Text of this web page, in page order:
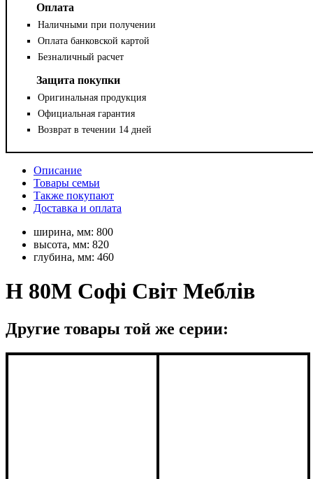
Оплата
Наличными при получении
Оплата банковской картой
Безналичный расчет
Защита покупки
Оригинальная продукция
Официальная гарантия
Возврат в течении 14 дней
Описание
Товары семьи
Также покупают
Доставка и оплата
ширина, мм: 800
высота, мм: 820
глубина, мм: 460
Н 80М Софі Світ Меблів
Другие товары той же серии: